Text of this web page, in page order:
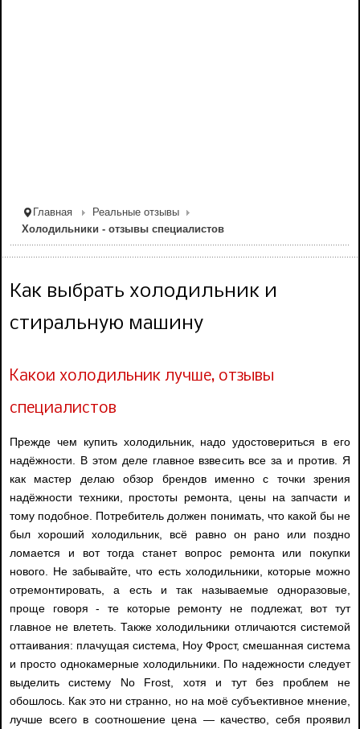
Главная
Реальные отзывы
Холодильники - отзывы специалистов
Как выбрать холодильник и
стиральную машину
Какой холодильник лучше, отзывы
специалистов
Прежде чем купить холодильник, надо удостовериться в его
надёжности. В этом деле главное взвесить все за и против. Я
как мастер делаю обзор брендов именно с точки зрения
надёжности техники, простоты ремонта, цены на запчасти и
тому подобное. Потребитель должен понимать, что какой бы не
был хороший холодильник, всё равно он рано или поздно
ломается и вот тогда станет вопрос ремонта или покупки
нового. Не забывайте, что есть холодильники, которые можно
отремонтировать, а есть и так называемые одноразовые,
проще говоря - те которые ремонту не подлежат, вот тут
главное не влететь. Также холодильники отличаются системой
оттаивания: плачущая система, Ноу Фрост, смешанная система
и просто однокамерные холодильники. По надежности следует
выделить систему No Frost, хотя и тут без проблем не
обошлось. Как это ни странно, но на моё субъективное мнение,
лучше всего в соотношение цена — качество, себя проявил